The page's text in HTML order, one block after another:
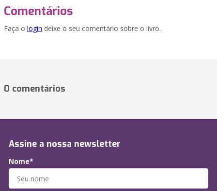
Comentários
Faça o login deixe o seu comentário sobre o livro.
0 comentários
Assine a nossa newsletter
Nome*